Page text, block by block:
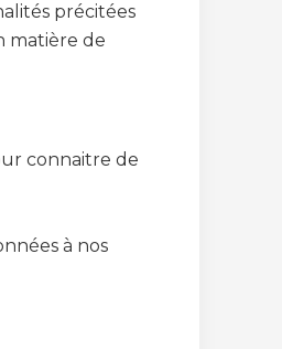
précitées
matière de
connaitre de
à nos